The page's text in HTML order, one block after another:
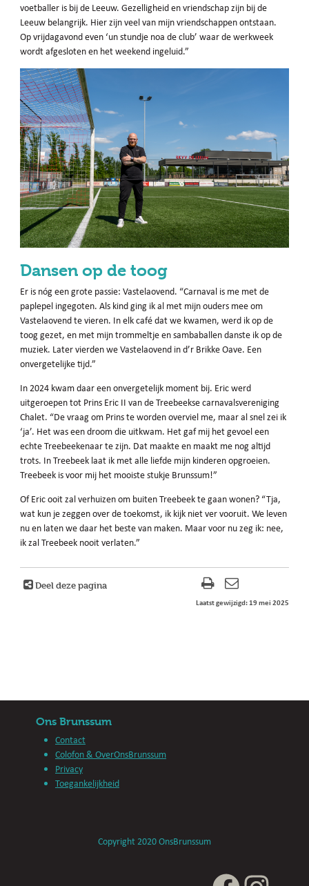
voetballer is bij de Leeuw. Gezelligheid en vriendschap zijn bij de
Leeuw belangrijk. Hier zijn veel van mijn vriendschappen ontstaan.
Op vrijdagavond even ‘un stundje noa de club’ waar de werkweek
wordt afgesloten en het weekend ingeluid.”
Dansen op de toog
Er is nóg een grote passie: Vastelaovend. “Carnaval is me met de
paplepel ingegoten. Als kind ging ik al met mijn ouders mee om
Vastelaovend te vieren. In elk café dat we kwamen, werd ik op de
toog gezet, en met mijn trommeltje en sambaballen danste ik op de
muziek. Later vierden we Vastelaovend in d’r Brikke Oave. Een
onvergetelijke tijd.”
In 2024 kwam daar een onvergetelijk moment bij. Eric werd
uitgeroepen tot Prins Eric II van de Treebeekse carnavalsvereniging
Chalet. “De vraag om Prins te worden overviel me, maar al snel zei ik
‘ja’. Het was een droom die uitkwam. Het gaf mij het gevoel een
echte Treebeekenaar te zijn. Dat maakte en maakt me nog altijd
trots. In Treebeek laat ik met alle liefde mijn kinderen opgroeien.
Treebeek is voor mij het mooiste stukje Brunssum!”
Of Eric ooit zal verhuizen om buiten Treebeek te gaan wonen? “Tja,
wat kun je zeggen over de toekomst, ik kijk niet ver vooruit. We leven
nu en laten we daar het beste van maken. Maar voor nu zeg ik: nee,
ik zal Treebeek nooit verlaten.”
Deel deze pagina
Laatst gewijzigd: 19 mei 2025
Ons Brunssum
Contact
Colofon & OverOnsBrunssum
Privacy
Toegankelijkheid
Copyright 2020 OnsBrunssum